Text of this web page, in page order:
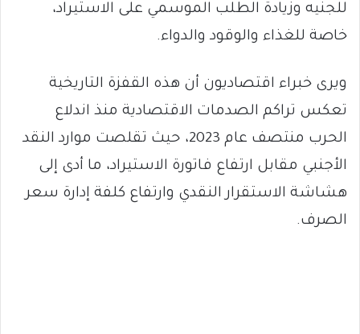
للجنيه وزيادة الطلب الموسمي على الاستيراد،
خاصة للغذاء والوقود والدواء.
ويرى خبراء اقتصاديون أن هذه القفزة التاريخية
تعكس تراكم الصدمات الاقتصادية منذ اندلاع
الحرب منتصف عام 2023، حيث تقلصت موارد النقد
الأجنبي مقابل ارتفاع فاتورة الاستيراد، ما أدى إلى
هشاشة الاستقرار النقدي وارتفاع كلفة إدارة سعر
الصرف.